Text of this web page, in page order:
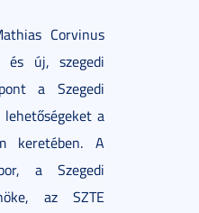
Corvinus
és új, szegedi
a Szegedi
a
keretében. A
a Szegedi
az SZTE